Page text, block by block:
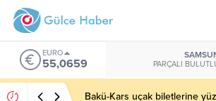
EURO
55,0659 PARÇALI
Bakü-Kars uçak biletlerine